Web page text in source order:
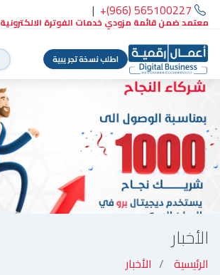
+(966) 565100227
|
معتمد ضمن قائمة مزودي خدمات الفوترة الالكترونية
اطلب نسخة تجريبية
الأخبار
الرئيسية الأخبار